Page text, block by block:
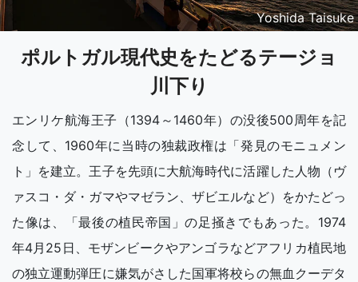
Yoshida Taisuke
ポルトガル現代史をたどるテージョ
川下り
エンリケ航海王子（1394～1460年）の没後500周年を記
念して、1960年に当時の独裁政権は「発見のモニュメン
ト」を建立。王子を先頭に大航海時代に活躍した人物（ヴ
ァスコ・ダ・ガマやマゼラン、ザビエルなど）をかたどっ
た像は、「最後の植民帝国」の足掻きでもあった。1974
年4月25日、モザンビークやアンゴラなどアフリカ植民地
の独立運動弾圧に嫌気がさした国軍将校らの無血クーデタ